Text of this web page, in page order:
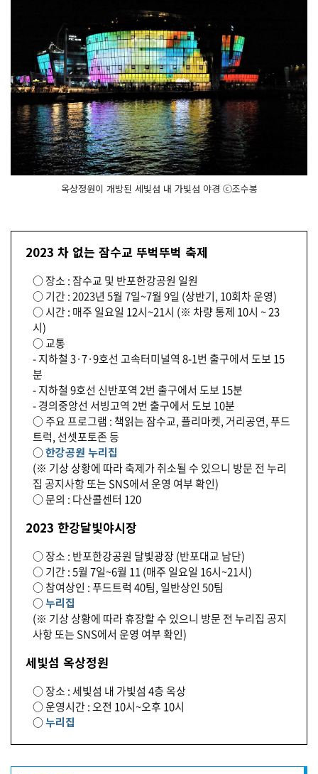
옥상정원이 개방된 세빛섬 내 가빛섬 야경 ⓒ조수봉
2023 차 없는 잠수교 뚜벅뚜벅 축제
○ 장소 : 잠수교 및 반포한강공원 일원
○ 기간 : 2023년 5월 7일~7월 9일 (상반기, 10회차 운영)
○ 시간 : 매주 일요일 12시~21시 (※ 차량 통제 10시 ~ 23
시)
○ 교통
- 지하철 3·7·9호선 고속터미널역 8-1번 출구에서 도보 15
분
- 지하철 9호선 신반포역 2번 출구에서 도보 15분
- 경의중앙선 서빙고역 2번 출구에서 도보 10분
○ 주요 프로그램 : 책읽는 잠수교, 플리마켓, 거리공연, 푸드
트럭, 선셋포토존 등
○한강공원 누리집
(※ 기상 상황에 따라 축제가 취소될 수 있으니 방문 전 누리
집 공지사항 또는 SNS에서 운영 여부 확인)
○ 문의 : 다산콜센터 120
2023 한강달빛야시장
○ 장소 : 반포한강공원 달빛광장 (반포대교 남단)
○ 기간 : 5월 7일~6월 11 (매주 일요일 16시~21시)
○ 참여상인 : 푸드트럭 40팀, 일반상인 50팀
○누리집
(※ 기상 상황에 따라 휴장할 수 있으니 방문 전 누리집 공지
사항 또는 SNS에서 운영 여부 확인)
세빛섬 옥상정원
○ 장소 : 세빛섬 내 가빛섬 4층 옥상
○ 운영시간 : 오전 10시~오후 10시
○누리집